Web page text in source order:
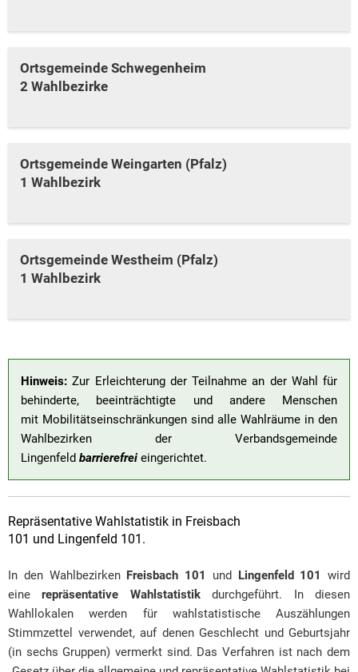
Ortsgemeinde Schwegenheim
2 Wahlbezirke
Ortsgemeinde Weingarten (Pfalz)
1 Wahlbezirk
Ortsgemeinde Westheim (Pfalz)
1 Wahlbezirk
Hinweis:Zur Erleichterung der Teilnahme an der Wahl für
behinderte, beeinträchtigte und andere Menschen
mit Mobilitätseinschränkungen sind alle Wahlräume in den
Wahlbezirken der Verbandsgemeinde
Lingenfeld barrierefrei eingerichtet.
Repräsentative Wahlstatistik in Freisbach
101 und Lingenfeld 101.
In den Wahlbezirken Freisbach 101 und Lingenfeld 101
wird
einerepräsentative Wahlstatistikdurchgeführt. In diesen
Wahllokalen werden für wahlstatistische Auszählungen
Stimmzettel verwendet, auf de­nen Geschlecht und Geburtsjahr
(in sechs Gruppen) vermerkt sind. Das Verfahren ist nach dem